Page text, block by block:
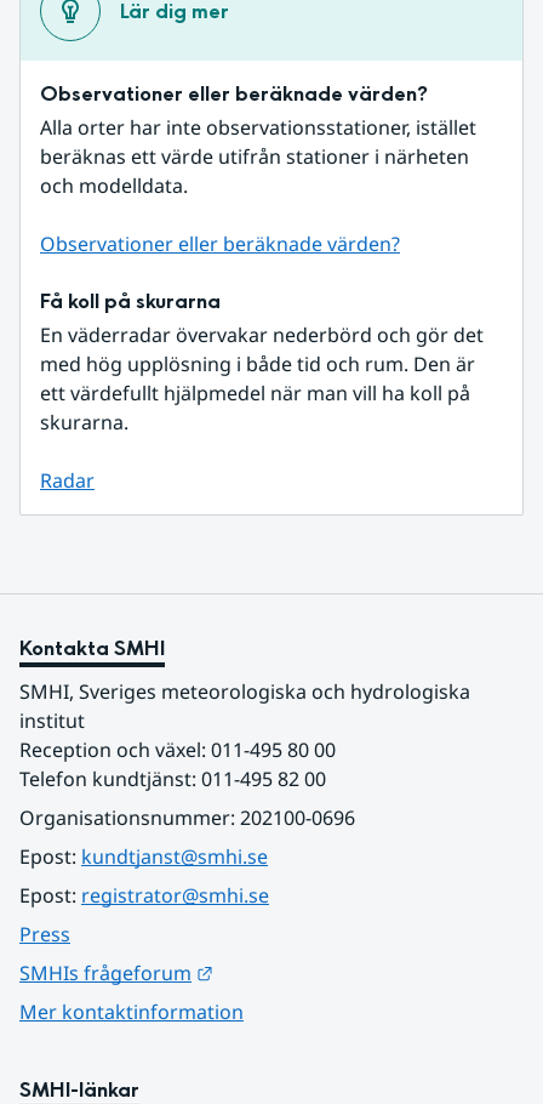
Lär dig mer
Observationer eller beräknade värden?
Alla orter har inte observationsstationer, istället
beräknas ett värde utifrån stationer i närheten
och modelldata.
Observationer eller beräknade värden?
Få koll på skurarna
En väderradar övervakar nederbörd och gör det
med hög upplösning i både tid och rum. Den är
ett värdefullt hjälpmedel när man vill ha koll på
skurarna.
Radar
Kontakta SMHI
SMHI, Sveriges meteorologiska och hydrologiska
institut
Reception och växel: 011-495 80 00
Telefon kundtjänst: 011-495 82 00
Organisationsnummer: 202100-0696
Epost: kundtjanst@smhi.se
Epost: registrator@smhi.se
Press
SMHIs frågeforum
Mer kontaktinformation
SMHI-länkar